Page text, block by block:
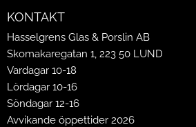
KONTAKT
Hasselgrens Glas & Porslin AB
Skomakaregatan 1, 223 50 LUND
Vardagar 10-18
Lördagar 10-16
Söndagar 12-16
Avvikande öppettider 2026